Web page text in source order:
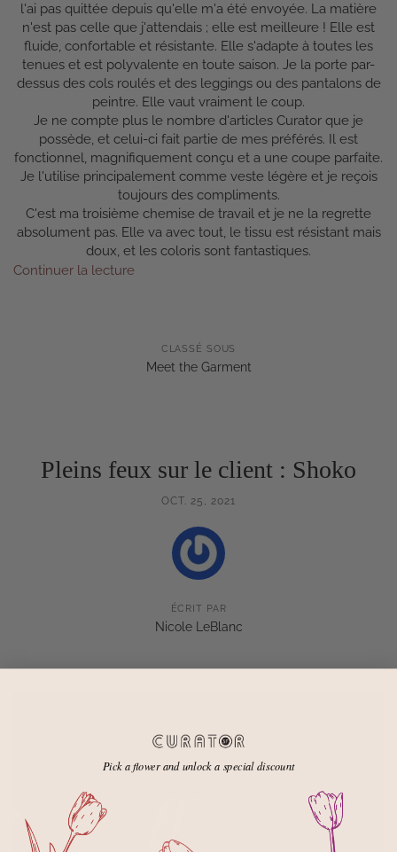
CLASSÉ SOUS
Meet the Garment
l'ai pas quittée depuis qu'elle m'a été envoyée. La matière
n'est pas celle que j'attendais ; elle est meilleure ! Elle est
fluide, confortable et résistante. Elle s'adapte à toutes les
tenues et est polyvalente en toute saison. Je la porte par-
dessus des cols roulés et des leggings ou des pantalons de
peintre. Elle vaut vraiment le coup.
Je ne compte plus le nombre d'articles Curator que je
possède, et celui-ci fait partie de mes préférés. Il est
fonctionnel, magnifiquement conçu et a une coupe parfaite.
Je l'utilise principalement comme veste légère et je reçois
toujours des compliments.
C'est ma troisième chemise de travail et je ne la regrette
absolument pas. Elle va avec tout, le tissu est résistant mais
doux, et les coloris sont fantastiques.
Continuer la lecture
Pleins feux sur le client : Shoko
OCT. 25, 2021
ÉCRIT PAR
Nicole LeBlanc
Pick a flower and unlock a special discount